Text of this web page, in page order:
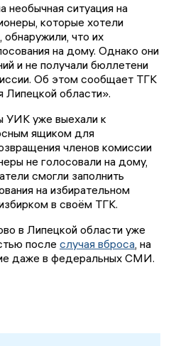
необычная ситуация на
которые хотели
обнаружили, что их
на дому. Однако они
и не получали бюллетени
Об этом сообщает ТГК
Липецкой области».
УИК уже выехали к
ящиком для
членов комиссии
не голосовали на дому,
смогли заполнить
на избирательном
в своём ТГК.
в Липецкой области уже
после случая вброса, на
даже в федеральных СМИ.